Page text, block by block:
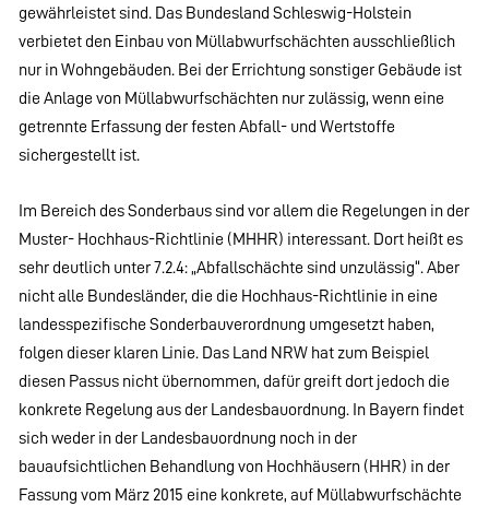
gewährleistet sind. Das Bundesland Schleswig-Holstein
verbietet den Einbau von Müllabwurfschächten ausschließlich
nur in Wohngebäuden. Bei der Errichtung sonstiger Gebäude ist
die Anlage von Müllabwurfschächten nur zulässig, wenn eine
getrennte Erfassung der festen Abfall- und Wertstoffe
sichergestellt ist.
Im Bereich des Sonderbaus sind vor allem die Regelungen in der
Muster- Hochhaus-Richtlinie (MHHR) interessant. Dort heißt es
sehr deutlich unter 7.2.4: „Abfallschächte sind unzulässig“. Aber
nicht alle Bundesländer, die die Hochhaus-Richtlinie in eine
landesspezifische Sonderbauverordnung umgesetzt haben,
folgen dieser klaren Linie. Das Land NRW hat zum Beispiel
diesen Passus nicht übernommen, dafür greift dort jedoch die
konkrete Regelung aus der Landesbauordnung. In Bayern findet
sich weder in der Landesbauordnung noch in der
bauaufsichtlichen Behandlung von Hochhäusern (HHR) in der
Fassung vom März 2015 eine konkrete, auf Müllabwurfschächte